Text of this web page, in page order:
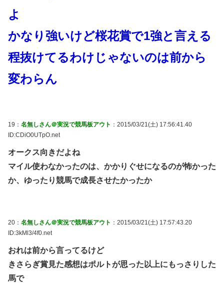
よ
かなり強いけど桜花賞で1強と言える
程抜けてるわけじゃないのは前から
変わらん
19： 名無しさん＠実況で競馬板アウト ：2015/03/21(土) 17:56:41.40
ID:CDiO0UTpO.net
オークス向きだよね
マイル使わなかったのは、かかりぐせになるのが怖かった
か、ゆったり競馬で成長させたかったか
20： 名無しさん＠実況で競馬板アウト ：2015/03/21(土) 17:57:43.20
ID:3kMl3/4f0.net
おれは前から言ってるけど
きさらぎ賞見た感想はポルトが思った以上にもっさりした
馬で